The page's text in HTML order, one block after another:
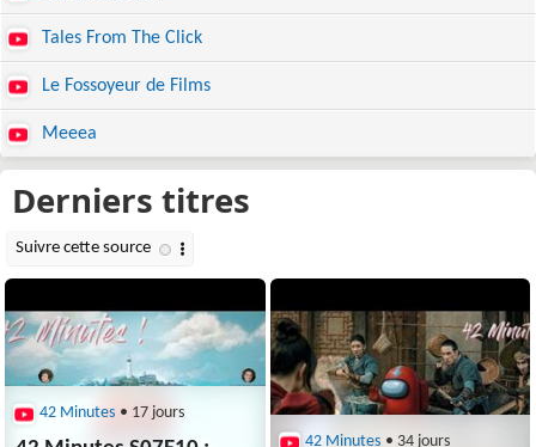
Tales From The Click
Le Fossoyeur de Films
Meeea
42 Minutes • 17 jours
42 Minutes • 34 jours